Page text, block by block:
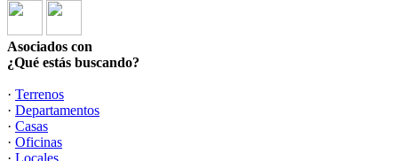
Asociados con
¿Qué estás buscando?
· Terrenos
· Departamentos
· Casas
· Oficinas
· Locales